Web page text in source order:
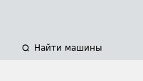
Найти машины